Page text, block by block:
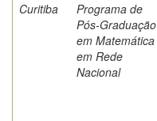
Curitiba
Programa de
Pós-Graduação
em Matemática
em Rede
Nacional